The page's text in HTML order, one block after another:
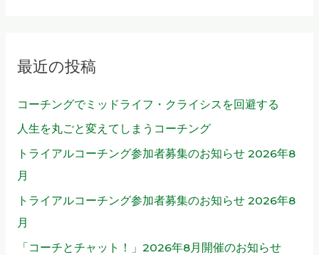
:最近の投稿
コーチングでミッドライフ・クライシスを回避する
人生を丸ごと変えてしまうコーチング
トライアルコーチング参加者募集のお知らせ 2026年8
月
トライアルコーチング参加者募集のお知らせ 2026年8
月
「コーチとチャット！」2026年8月開催のお知らせ